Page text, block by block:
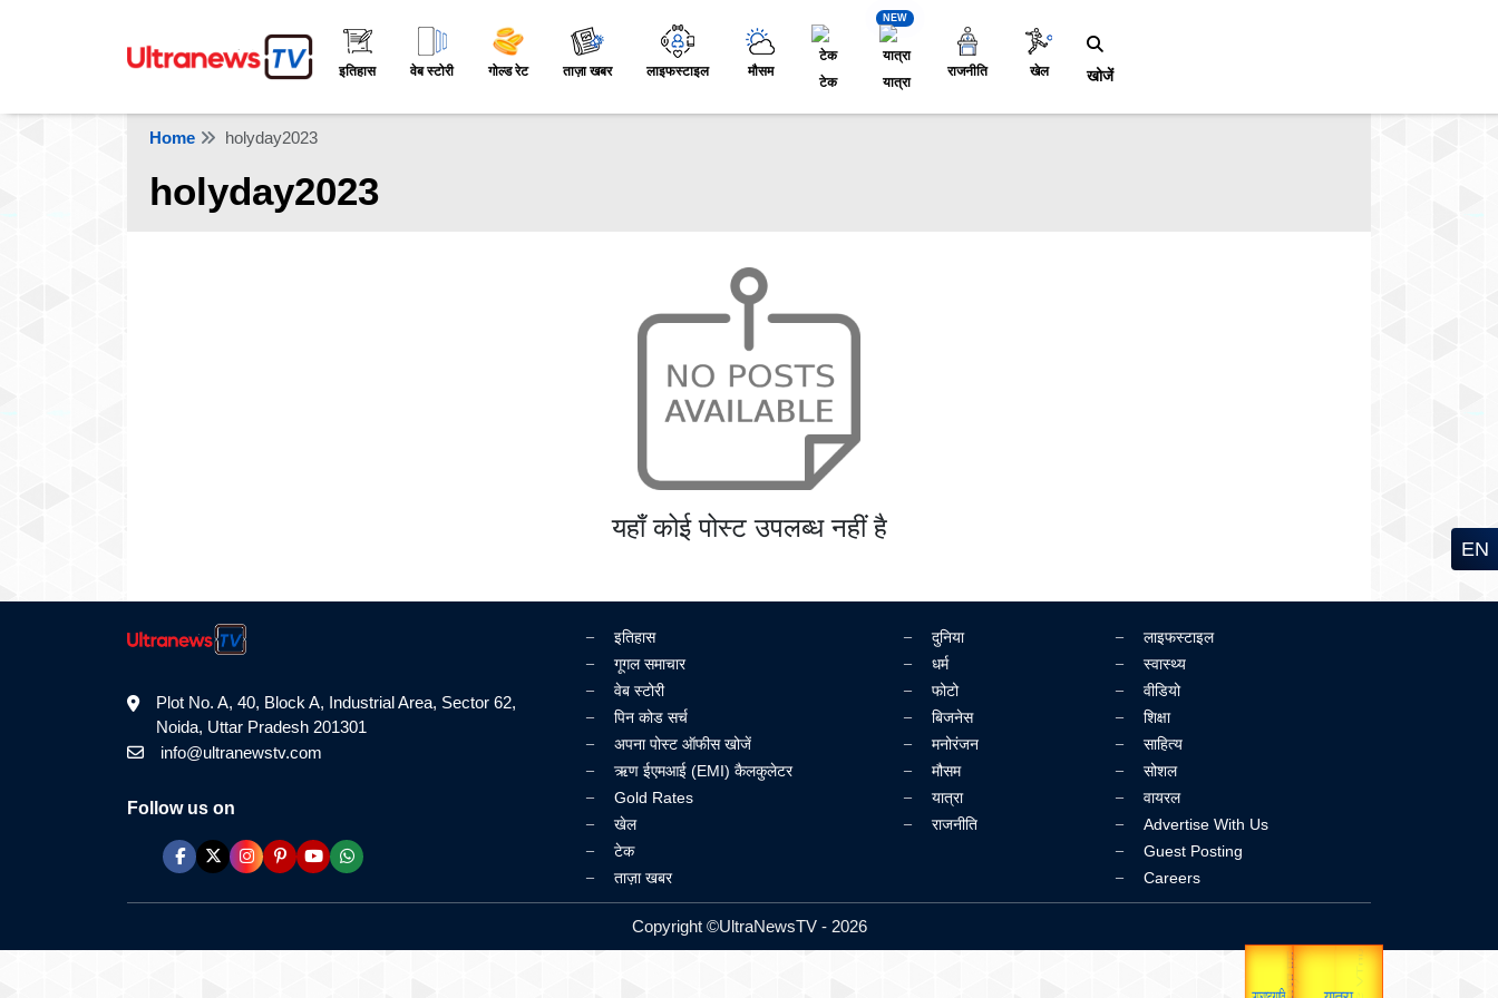
इतिहास वेब स्टोरी गोल्ड रेट ताज़ा खबर लाइफस्टाइल मौसम
टेक
NEW
यात्रा
राजनीति खेल खोजें
Home holyday2023
holyday2023
यहाँ कोई पोस्ट उपलब्ध नहीं है
EN
Plot No. A, 40, Block A, Industrial Area, Sector 62,
Noida, Uttar Pradesh 201301
info@ultranewstv.com
Follow us on
इतिहास
गूगल समाचार
वेब स्टोरी
पिन कोड सर्च
अपना पोस्ट ऑफीस खोजें
ऋण ईएमआई (EMI) कैलकुलेटर
Gold Rates
खेल
टेक
ताज़ा खबर
दुनिया
धर्म
फोटो
बिजनेस
मनोरंजन
मौसम
यात्रा
राजनीति
लाइफस्टाइल
स्वास्थ्य
वीडियो
शिक्षा
साहित्य
सोशल
वायरल
Advertise With Us
Guest Posting
Careers
Copyright ©UltraNewsTV - 2026